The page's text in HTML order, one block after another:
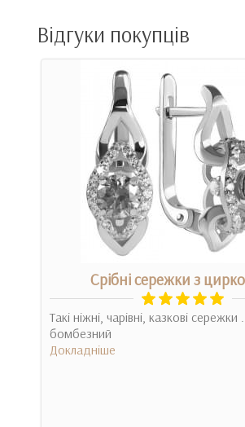
Відгуки покупців
Срібні сережки з
Такі ніжні, чарівні, казкові сережки
бомбезний
Докладніше